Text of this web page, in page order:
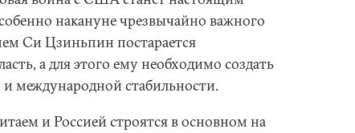
накануне чрезвычайно важного
Си Цзиньпин постарается
а для этого ему необходимо создать
международной стабильности.
и Россией строятся в основном на